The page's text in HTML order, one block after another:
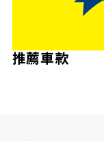
推薦車款